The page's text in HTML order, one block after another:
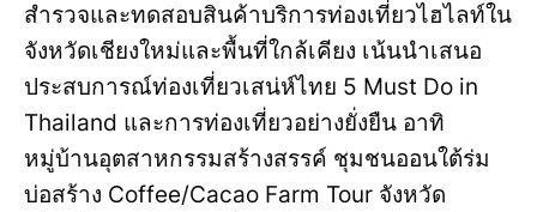
สำรวจและทดสอบสินค้าบริการท่องเที่ยวไฮไลท์ใน
จังหวัดเชียงใหม่และพื้นที่ใกล้เคียง เน้นนำเสนอ
ประสบการณ์ท่องเที่ยวเสน่ห์ไทย 5 Must Do in
Thailand และการท่องเที่ยวอย่างยั่งยืน อาทิ
หมู่บ้านอุตสาหกรรมสร้างสรรค์ ชุมชนออนใต้ร่ม
บ่อสร้าง Coffee/Cacao Farm Tour จังหวัด